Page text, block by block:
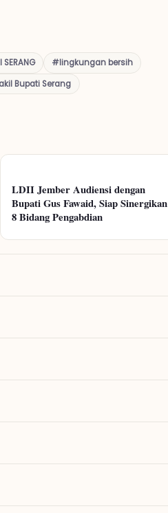
SERANG
#lingkungan bersih
Bupati Serang
LDII Jember Audiensi dengan
Bupati Gus Fawaid, Siap Sinergikan
8 Bidang Pengabdian